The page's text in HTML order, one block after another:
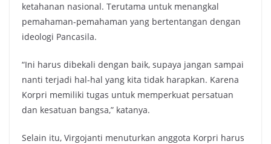
ketahanan nasional. Terutama untuk menangkal
pemahaman-pemahaman yang bertentangan dengan
ideologi Pancasila.
“Ini harus dibekali dengan baik, supaya jangan sampai
nanti terjadi hal-hal yang kita tidak harapkan. Karena
Korpri memiliki tugas untuk memperkuat persatuan
dan kesatuan bangsa,” katanya.
Selain itu, Virgojanti menuturkan anggota Korpri harus